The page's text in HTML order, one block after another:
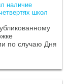
наличие
школ
по случаю Дня